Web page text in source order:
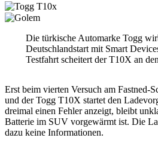
Die türkische Automarke Togg
Deutschlandstart mit Smart
Testfahrt scheitert der T10X an
Erst beim vierten Versuch am Fastned-
und der Togg T10X startet den
dreimal einen Fehler anzeigt, bleibt
Batterie im SUV vorgewärmt ist. Die
dazu keine Informationen.